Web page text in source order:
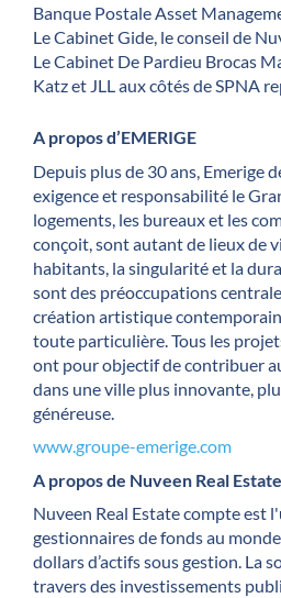
Banque Postale Asset
Le Cabinet Gide, le conseil de
Le Cabinet De Pardieu Brocas
Katz et JLL aux côtés de SPNA
A propos d’EMERIGE
Depuis plus de 30 ans, Emerige
exigence et responsabilité le
logements, les bureaux et les
conçoit, sont autant de lieux de
habitants, la singularité et la
sont des préoccupations
création artistique
toute particulière. Tous les
ont pour objectif de contribuer
dans une ville plus innovante,
généreuse.
www.groupe-emerige.com
A propos de Nuveen Real Estate
Nuveen Real Estate compte est
gestionnaires de fonds au
dollars d’actifs sous gestion. La
travers des investissements